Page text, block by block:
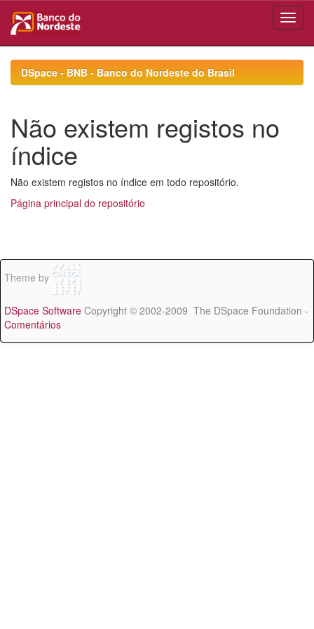
navigationDSpace - BNB - Banco do Nordeste do Brasil
Não existem registos no
índice
Não existem registos no índice em todo repositório.
Página principal do repositório
Theme by
DSpace Software Copyright © 2002-2009 The DSpace Foundation -
Comentários